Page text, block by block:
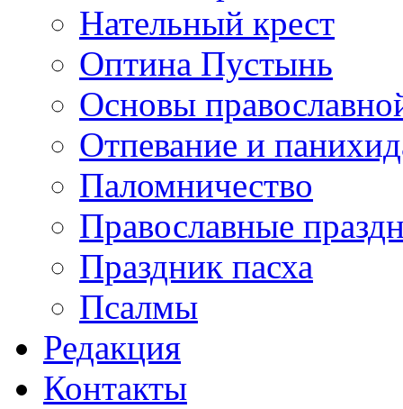
Нательный крест
Оптина Пустынь
Основы
Отпевание и
Паломничество
Православные
Праздник пасха
Псалмы
Редакция
Контакты